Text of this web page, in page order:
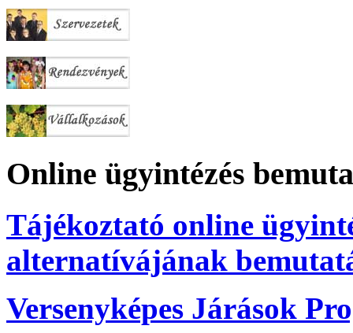
Online ügyintézés
Tájékoztató online
alternatívájának
Versenyképes Járások